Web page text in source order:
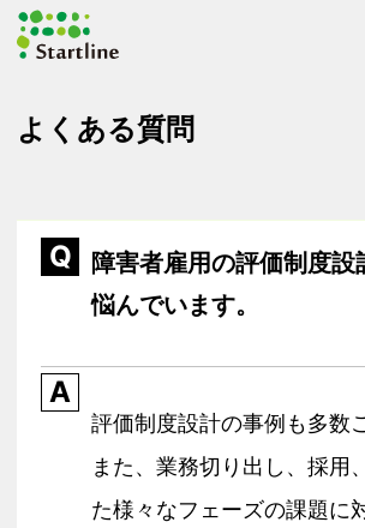
イ
ツ
よくある質問
Q
障害者雇用の評価制度設
悩んでいます。
A
評価制度設計の事例も多数
また、業務切り出し、採用
た様々なフェーズの課題に